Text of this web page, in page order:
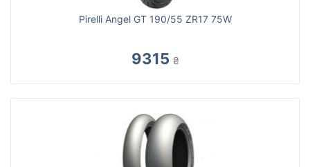
Pirelli Angel GT 190/55 ZR17 75W
9315 ₴